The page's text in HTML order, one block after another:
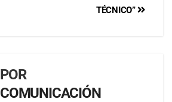
TÉCNICO”
POR
COMUNICACIÓN